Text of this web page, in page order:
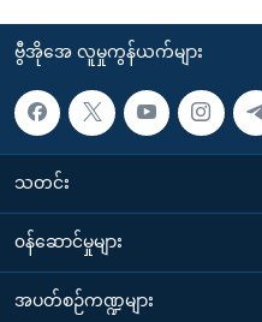
ဗွီအိုအေ လူမှုကွန်ယက်များ
သတင်း
၀န်ဆောင်မှုများ
အပတ်စဉ်ကဏ္ဍများ